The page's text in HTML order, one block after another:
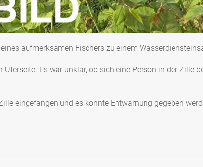
aufmerksamen Fischers zu einem
Es war unklar, ob sich eine Person in der Zille
eingefangen und es konnte Entwarnung gegeben